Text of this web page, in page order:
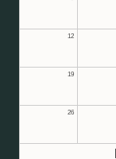
12
19
26